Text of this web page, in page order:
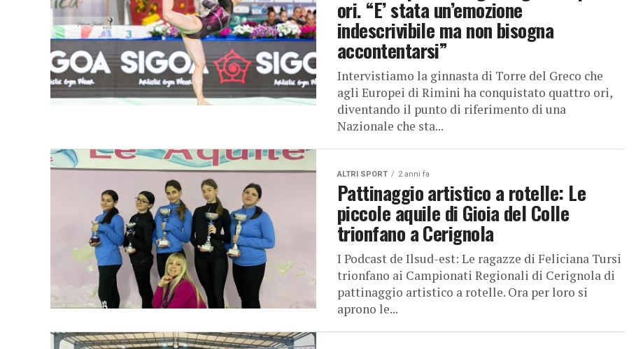
ori. “E’ stata un’emozione
indescrivibile ma non bisogna
accontentarsi”
Intervistiamo la ginnasta di Torre del Greco che
agli Europei di Rimini ha conquistato quattro ori,
diventando il punto di riferimento di una
Nazionale che sta...
ALTRI SPORT 2 anni fa
Pattinaggio artistico a rotelle: Le
piccole aquile di Gioia del Colle
trionfano a Cerignola
I Podcast de Ilsud-est: Le ragazze di Feliciana Tursi
trionfano ai Campionati Regionali di Cerignola di
pattinaggio artistico a rotelle. Ora per loro si
aprono le...